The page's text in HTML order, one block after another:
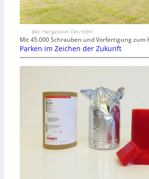
Bild: Hargassner Ges mbH
Mit 45.000 Schrauben und Vorfertigung zum
Parken im Zeichen der Zukunft